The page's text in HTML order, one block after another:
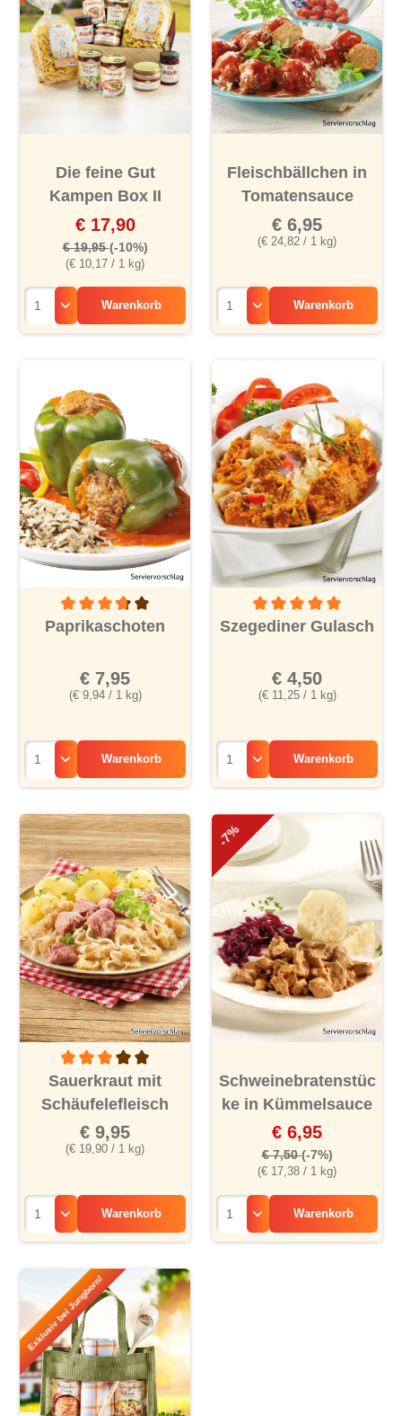
Die feine Gut
Kampen Box II
(€ 10,17 / 1 kg)
€ 17,90
€ 19,95(-10%)
Warenkorb
Fleischbällchen in
Tomatensauce
(€ 24,82 / 1 kg)
€ 6,95
Warenkorb
Durchschnittliche Bewertung von 3.6 von 5 Sternen
Paprikaschoten
(€ 9,94 / 1 kg)
€ 7,95
Warenkorb
Durchschnittliche
Szegediner Gulasch
(€ 11,25 / 1 kg)
€ 4,50
Warenkorb
Durchschnittliche Bewertung von 3 von 5 Sternen
Sauerkraut mit
Schäufelefleisch
(€ 19,90 / 1 kg)
€ 9,95
Warenkorb
-7%
Schweinebratenstüc
ke in Kümmelsauce
(€ 17,38 / 1 kg)
€ 6,95
€ 7,50(-7%)
Warenkorb
Exklusiv bei Jungborn!